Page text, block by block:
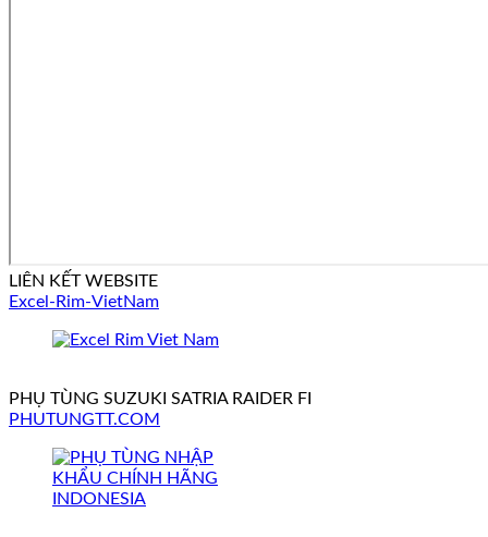
LIÊN KẾT WEBSITE
Excel-Rim-VietNam
PHỤ TÙNG SUZUKI SATRIA RAIDER FI
PHUTUNGTT.COM